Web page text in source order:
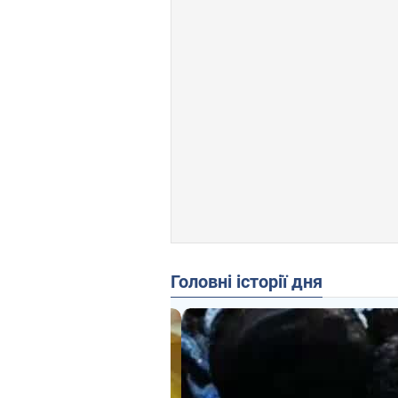
Головні історії дня